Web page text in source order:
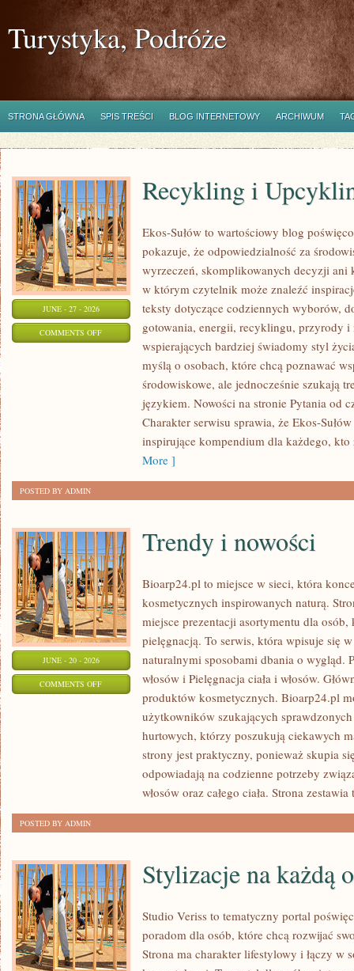
Turystyka, Podróże
STRONA GŁÓWNA SPIS TREŚCI BLOG INTERNETOWY ARCHIWUM
JUNE - 27 - 2026
COMMENTS OFFON
RECYKLING
UPCYKLING
Recykling i
Ekos-Sułów to wartościowy blog
pokazuje, że odpowiedzialność za
wyrzeczeń, skomplikowanych decyzji ani
w którym czytelnik może znaleźć
teksty dotyczące codziennych wyborów,
gotowania, energii, recyklingu, przyrody i
wspierających bardziej świadomy styl
myślą o osobach, które chcą poznawać
środowiskowe, ale jednocześnie szukają
językiem. Nowości na stronie Pytania od
Charakter serwisu sprawia, że Ekos-
inspirujące kompendium dla każdego, kto
More ]
POSTED BY ADMIN
JUNE - 20 - 2026
COMMENTS OFFON
Trendy i nowości
Bioarp24.pl to miejsce w sieci, która
kosmetycznych inspirowanych naturą.
miejsce prezentacji asortymentu dla
pielęgnacją. To serwis, która wpisuje się
naturalnymi sposobami dbania o wygląd.
włosów i Pielęgnacja ciała i włosów.
produktów kosmetycznych. Bioarp24.pl
użytkowników szukających
hurtowych, którzy poszukują ciekawych
strony jest praktyczny, ponieważ skupia
odpowiadają na codzienne potrzeby
włosów oraz całego ciała. Strona
POSTED BY ADMIN
Stylizacje na każdą
Studio Veriss to tematyczny portal
poradom dla osób, które chcą rozwijać
Strona ma charakter lifestylowy i łączy w